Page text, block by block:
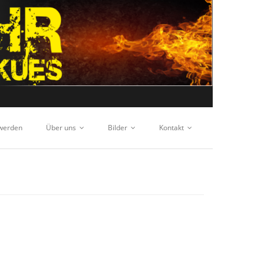
Über uns Bilder Kontakt